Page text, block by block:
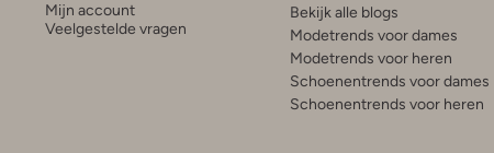
Mijn account
Veelgestelde vragen
Bekijk alle blogs
Modetrends voor dames
Modetrends voor heren
Schoenentrends voor dames
Schoenentrends voor heren